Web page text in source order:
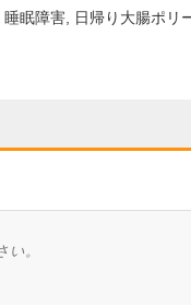
睡眠障害 日帰り大腸ポリ